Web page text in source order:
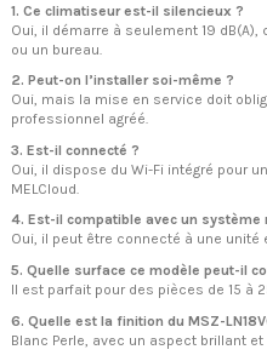
1. Ce climatiseur est-il silencieux ?
Oui, il démarre à seulement 19
ou un bureau.
2. Peut-on l’installer soi-même ?
Oui, mais la mise en service doit
professionnel agréé.
3. Est-il connecté ?
Oui, il dispose du Wi-Fi intégré pour
MELCloud.
4. Est-il compatible avec un système
Oui, il peut être connecté à une
5. Quelle surface ce modèle peut-il
Il est parfait pour des pièces de 15 à
6. Quelle est la finition du MSZ-
Blanc Perle, avec un aspect brillant et